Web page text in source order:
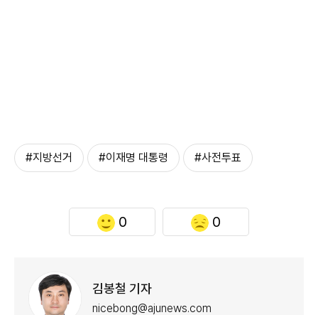
#지방선거 #이재명 대통령 #사전투표
0 0
김봉철 기자
nicebong@ajunews.com